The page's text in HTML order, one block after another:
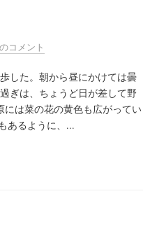
コメント
した。朝から昼にかけては曇
ぎは、ちょうど日が差して野
には菜の花の黄色も広がってい
あるように、...